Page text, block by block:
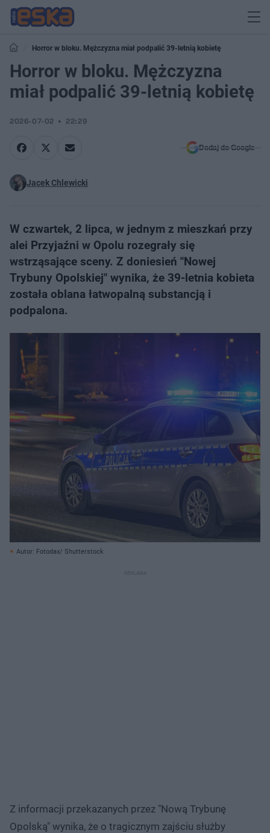
Horror w bloku. Mężczyzna miał podpalić 39-letnią kobietę
Horror w bloku. Mężczyzna
miał podpalić 39-letnią kobietę
2026-07-02 22:29
Dodaj do Google
Jacek Chlewicki
W czwartek, 2 lipca, w jednym z mieszkań przy
alei Przyjaźni w Opolu rozegrały się
wstrząsające sceny. Z doniesień "Nowej
Trybuny Opolskiej" wynika, że 39-letnia kobieta
została oblana łatwopalną substancją i
podpalona.
Autor: Fotodax/ Shutterstock
Z informacji przekazanych przez "Nową Trybunę
Opolską" wynika, że o tragicznym zajściu służby